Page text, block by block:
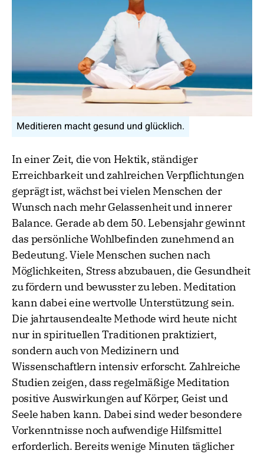
Meditieren macht gesund und glücklich.
In einer Zeit, die von Hektik, ständiger
Erreichbarkeit und zahlreichen Verpflichtungen
geprägt ist, wächst bei vielen Menschen der
Wunsch nach mehr Gelassenheit und innerer
Balance. Gerade ab dem 50. Lebensjahr gewinnt
das persönliche Wohlbefinden zunehmend an
Bedeutung. Viele Menschen suchen nach
Möglichkeiten, Stress abzubauen, die Gesundheit
zu fördern und bewusster zu leben. Meditation
kann dabei eine wertvolle Unterstützung sein.
Die jahrtausendealte Methode wird heute nicht
nur in spirituellen Traditionen praktiziert,
sondern auch von Medizinern und
Wissenschaftlern intensiv erforscht. Zahlreiche
Studien zeigen, dass regelmäßige Meditation
positive Auswirkungen auf Körper, Geist und
Seele haben kann. Dabei sind weder besondere
Vorkenntnisse noch aufwendige Hilfsmittel
erforderlich. Bereits wenige Minuten täglicher